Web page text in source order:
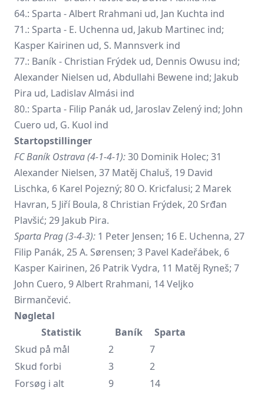
64.: Sparta - Albert Rrahmani ud, Jan Kuchta ind
71.: Sparta - E. Uchenna ud, Jakub Martinec ind;
Kasper Kairinen ud, S. Mannsverk ind
77.: Baník - Christian Frýdek ud, Dennis Owusu ind;
Alexander Nielsen ud, Abdullahi Bewene ind; Jakub
Pira ud, Ladislav Almási ind
80.: Sparta - Filip Panák ud, Jaroslav Zelený ind; John
Cuero ud, G. Kuol ind
Startopstillinger
FC Baník Ostrava (4-1-4-1):30 Dominik Holec; 31
Alexander Nielsen, 37 Matěj Chaluš, 19 David
Lischka, 6 Karel Pojezný; 80 O. Kricfalusi; 2 Marek
Havran, 5 Jiří Boula, 8 Christian Frýdek, 20 Srđan
Plavšić; 29 Jakub Pira.
Sparta Prag (3-4-3): 1 Peter Jensen; 16 E. Uchenna, 27
Filip Panák, 25 A. Sørensen; 3 Pavel Kadeřábek, 6
Kasper Kairinen, 26 Patrik Vydra, 11 Matěj Ryneš; 7
John Cuero, 9 Albert Rrahmani, 14 Veljko
Birmančević.
Nøgletal
Statistik
Baník
Sparta
Skud på mål
2
7
Skud forbi
3
2
Forsøg i alt
9
14